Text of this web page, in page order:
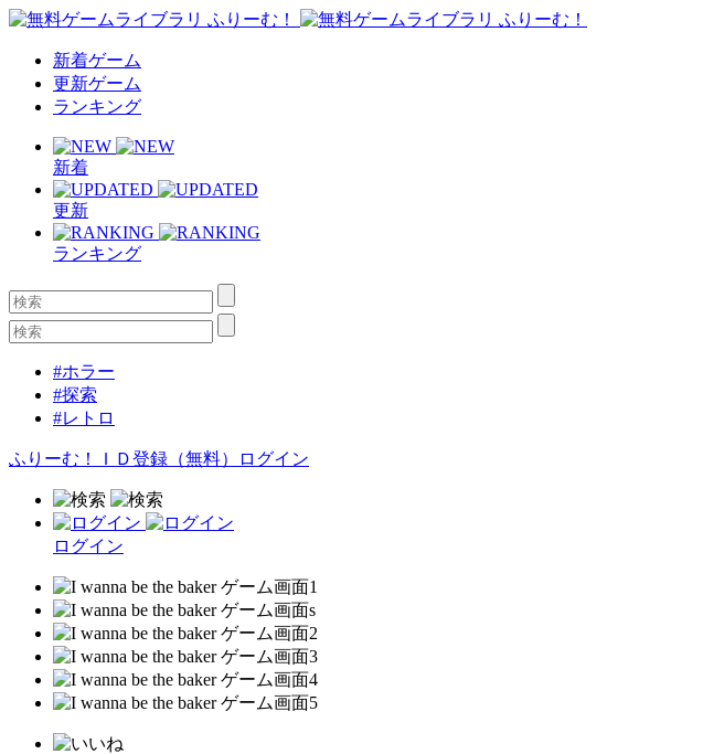
新着ゲーム
更新ゲーム
ランキング
新着
更新
ランキング
#ホラー
#探索
#レトロ
ふりーむ！ＩＤ登録（無料） ログイン
ログイン